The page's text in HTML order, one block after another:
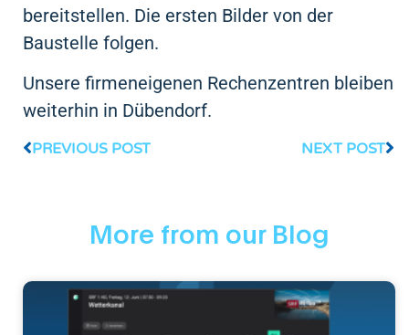
bereitstellen. Die ersten Bilder von der
Baustelle folgen.
Unsere firmeneigenen Rechenzentren bleiben
weiterhin in Dübendorf.
PREVIOUS POST NEXT POST
More from our Blog